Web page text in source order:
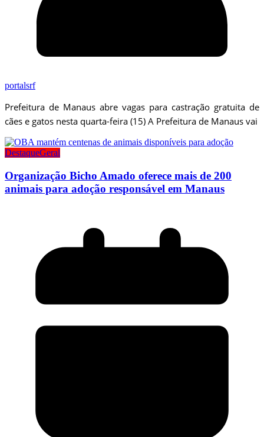
portalsrf
Prefeitura de Manaus abre vagas para castração gratuita de
cães e gatos nesta quarta-feira (15) A Prefeitura de Manaus vai
DestaqueGeral
Organização Bicho Amado oferece mais de 200
animais para adoção responsável em Manaus